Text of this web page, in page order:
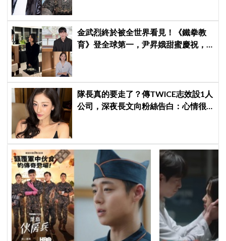
金武烈終於被全世界看見！《鐵拳教
育》登全球第一，尹昇娥甜蜜慶祝，
隊長真的要走了？傳TWICE志效設1人
公司，深夜長文向粉絲告白：心情很